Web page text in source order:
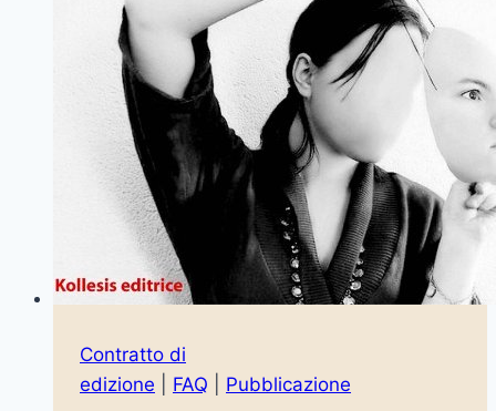
Contratto di
edizione
FAQ Pubblicazione